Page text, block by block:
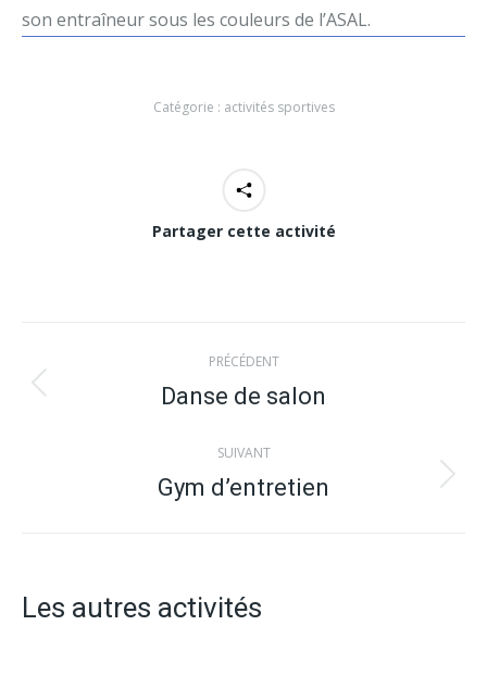
son entraîneur sous les couleurs de l’ASAL.
Catégorie : activités sportives
Partager cette activité
Navigation
de
commentaire
PRÉCÉDENT
Onglet
Danse de salon
SUIVANT
Projets
Gym d’entretien
Les autres activités